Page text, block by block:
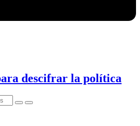
descifrar la política